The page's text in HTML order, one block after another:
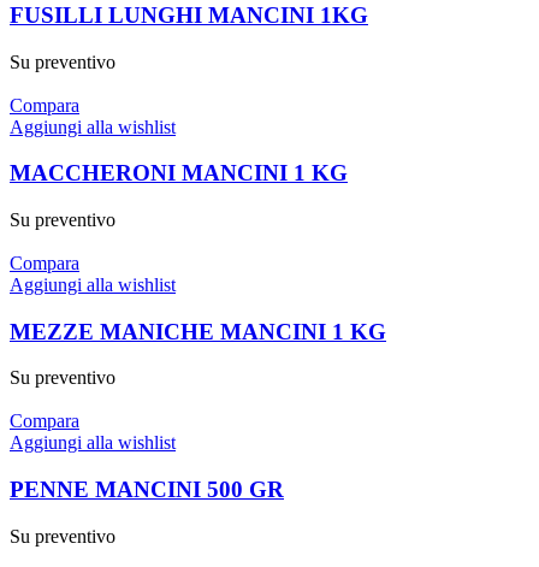
FUSILLI LUNGHI MANCINI 1KG
Su preventivo
Compara
Aggiungi alla wishlist
MACCHERONI MANCINI 1 KG
Su preventivo
Compara
Aggiungi alla wishlist
MEZZE MANICHE MANCINI 1 KG
Su preventivo
Compara
Aggiungi alla wishlist
PENNE MANCINI 500 GR
Su preventivo